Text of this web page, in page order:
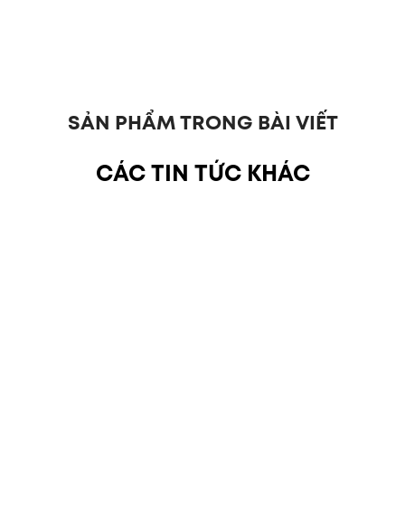
SẢN PHẨM TRONG BÀI VIẾT
CÁC TIN TỨC KHÁC